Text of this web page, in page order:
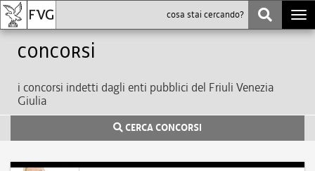
Concorsi
i concorsi indetti dagli enti pubblici del Friuli Venezia
Giulia
CERCA CONCORSI